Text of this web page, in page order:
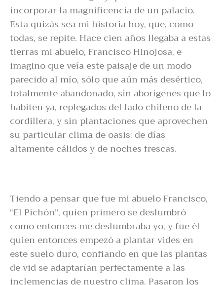
incorporar la magnificencia de un palacio.
Esta quizás sea mi historia hoy, que, como
todas, se repite. Hace cien años llegaba a estas
tierras mi abuelo, Francisco Hinojosa, e
imagino que veía este paisaje de un modo
parecido al mío, sólo que aún más desértico,
totalmente abandonado, sin aborígenes que lo
habiten ya, replegados del lado chileno de la
cordillera, y sin plantaciones que aprovechen
su particular clima de oasis: de días
altamente cálidos y de noches frescas.
Tiendo a pensar que fue mi abuelo Francisco,
“El Pichón”, quien primero se deslumbró
como entonces me deslumbraba yo, y fue él
quien entonces empezó a plantar vides en
este suelo duro, confiando en que las plantas
de vid se adaptarían perfectamente a las
inclemencias de nuestro clima. Pasaron los